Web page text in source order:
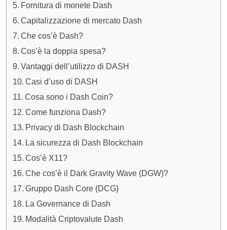
Fornitura di monete Dash
Capitalizzazione di mercato Dash
Che cos’è Dash?
Cos’è la doppia spesa?
Vantaggi dell’utilizzo di DASH
Casi d’uso di DASH
Cosa sono i Dash Coin?
Come funziona Dash?
Privacy di Dash Blockchain
La sicurezza di Dash Blockchain
Cos’è X11?
Che cos’è il Dark Gravity Wave (DGW)?
Gruppo Dash Core (DCG)
La Governance di Dash
Modalità Criptovalute Dash